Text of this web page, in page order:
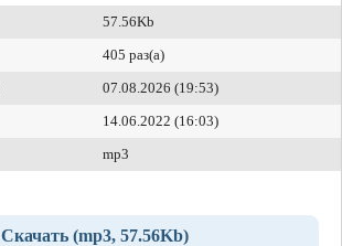
57.56Kb
405 раз(а)
07.08.2026 (19:53)
14.06.2022 (16:03)
mp3
Скачать (mp3, 57.56Kb)